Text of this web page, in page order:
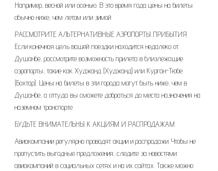
Например, весной или осенью. В это время года цены на билеты
обычно ниже, чем летом или зимой.
РАССМОТРИТЕ АЛЬТЕРНАТИВНЫЕ АЭРОПОРТЫ ПРИБЫТИЯ
Если конечная цель вашей поездки находится недалеко от
Душанбе, рассмотрите возможность прилета в близлежащие
аэропорты, такие как Худжанд (Худжанд) или Курган-Тюбе
(Бохтар). Цены на билеты в эти города могут быть ниже, чем в
Душанбе, а оттуда вы сможете добраться до места назначения на
наземном транспорте.
БУДЬТЕ ВНИМАТЕЛЬНЫ К АКЦИЯМ И РАСПРОДАЖАМ
Авиакомпании регулярно проводят акции и распродажи. Чтобы не
пропустить выгодные предложения, следите за новостями
авиакомпаний в социальных сетях и на их сайтах. Также можно